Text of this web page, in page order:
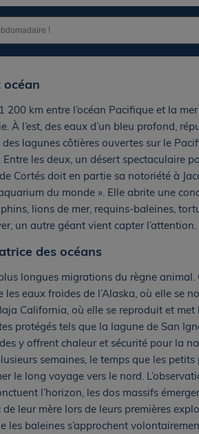
200 km entre l’océan Pacifique et la
À l’est, des eaux d’un bleu profond,
lagunes côtières ouvertes sur le
les deux, un désert spectaculaire
Cortés doit en partie sa notoriété à
du monde ». Elle abrite une
lions de mer, requins-baleines,
un autre géant vient capter l’attention.
des océans
longues migrations du règne animal.
eaux froides de l’Alaska, où elle se
California, où elle se reproduit et met
protégés tels que la lagune de San
y offrent chaleur et sécurité pour la
semaines, le temps que les petits
le long voyage vers le nord.
l’horizon, les dos massifs
leur mère lors de leurs premières
les baleines s’approchent